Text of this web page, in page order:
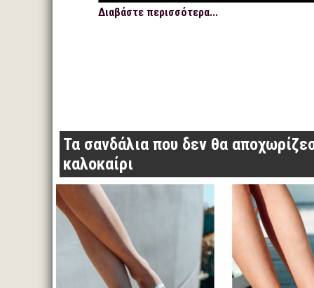
Διαβάστε περισσότερα...
Τα σανδάλια που δεν θα
καλοκαίρι